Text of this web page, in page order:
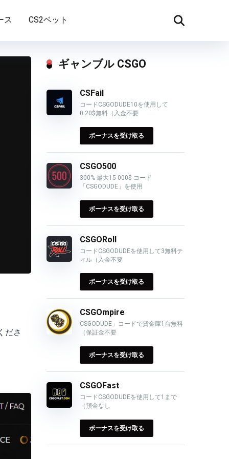
ス CS2ベット
ださ
ギャンブル CSGO
CSFail
コードCSGODUDE10を使用して
0.20$無料（入金不要
ボーナスを受け取る
CSGO500
300% 最大15 000$ コード
「CSGODUDE」を使用
ボーナスを受け取る
CSGORoll
コードCSGODUDEを使用して3無料テ
ィル（入金不要
ボーナスを受け取る
CSGOmpire
CSGODUDE」コードで貸金庫1台無料
（保証金不要
ボーナスを受け取る
CSGOFast
コードCSGODUDEを使用して1まで
（預金なし
ボーナスを受け取る